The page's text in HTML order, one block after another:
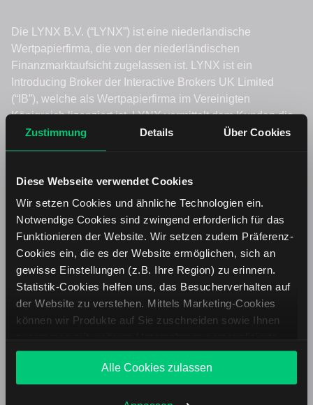
Zustimmung Details Über Cookies
Diese Webseite verwendet Cookies
Wir setzen Cookies und ähnliche Technologien ein.
Notwendige Cookies sind zwingend erforderlich für das
Funktionieren der Website. Wir setzen zudem Präferenz-
Cookies ein, die es der Website ermöglichen, sich an
gewisse Einstellungen (z.B. Ihre Region) zu erinnern.
Statistik-Cookies helfen uns, das Besucherverhalten auf
der Website zu verstehen. Mittels Marketing-Cookies
können wir Produkte auf Sie zuschneiden sowie Ihnen
Angebote unterbreiten. Sie entscheiden, welche Cookies
Sie zulassen oder ablehnen. Ihre Entscheidung können
Sie jederzeit in denCookie-Einstellungenändern.
Alle Cookies zulassen